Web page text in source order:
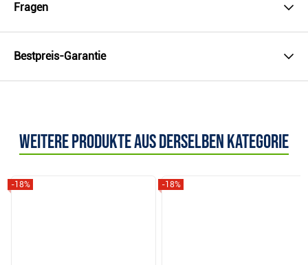
Fragen
Bestpreis-Garantie
Weitere Produkte aus derselben Kategorie
-18% -18%